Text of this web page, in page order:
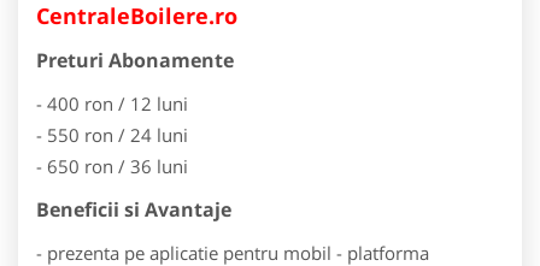
CentraleBoilere.ro
Preturi Abonamente
- 400 ron / 12 luni
- 550 ron / 24 luni
- 650 ron / 36 luni
Beneficii si Avantaje
- prezenta pe aplicatie pentru mobil - platforma